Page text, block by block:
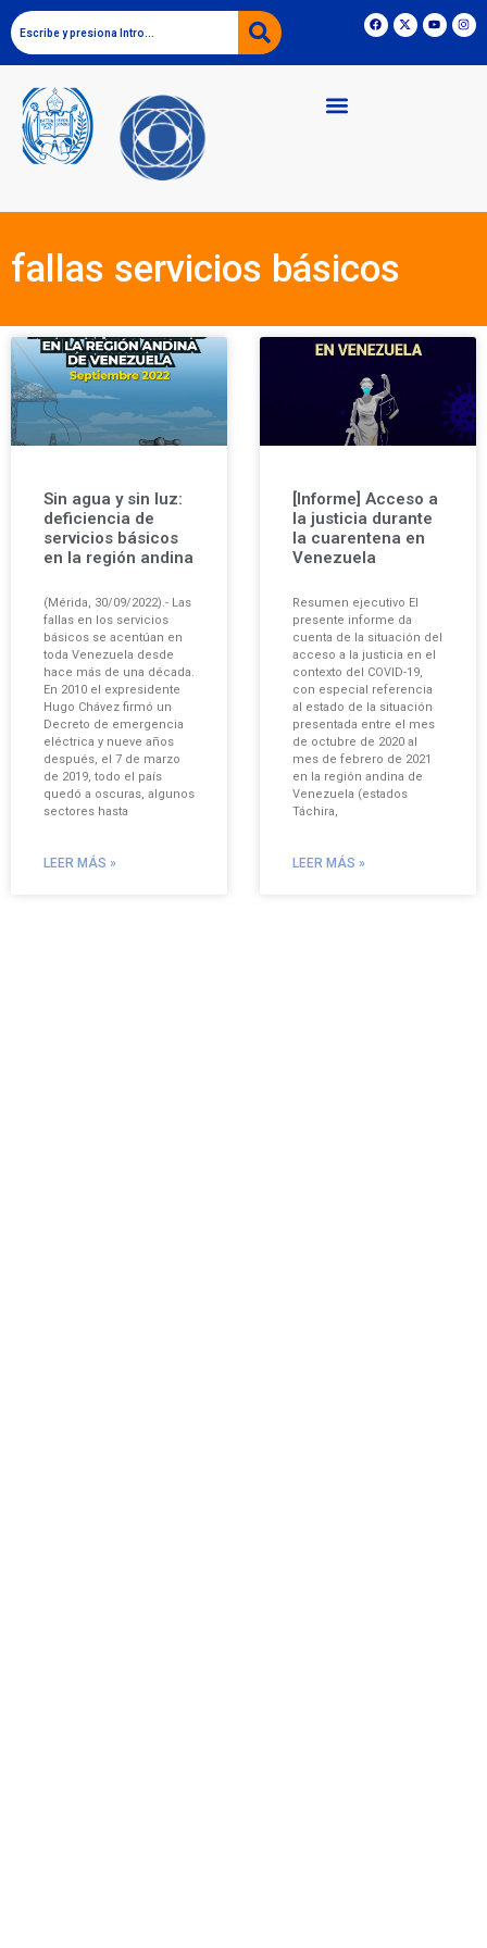
fallas servicios básicos
Sin agua y sin luz:
deficiencia de
servicios básicos
en la región andina
(Mérida, 30/09/2022).- Las
fallas en los servicios
básicos se acentúan en
toda Venezuela desde
hace más de una década.
En 2010 el expresidente
Hugo Chávez firmó un
Decreto de emergencia
eléctrica y nueve años
después, el 7 de marzo
de 2019, todo el país
quedó a oscuras, algunos
sectores hasta
LEER MÁS »
[Informe] Acceso a
la justicia durante
la cuarentena en
Venezuela
Resumen ejecutivo El
presente informe da
cuenta de la situación del
acceso a la justicia en el
contexto del COVID-19,
con especial referencia
al estado de la situación
presentada entre el mes
de octubre de 2020 al
mes de febrero de 2021
en la región andina de
Venezuela (estados
Táchira,
LEER MÁS »